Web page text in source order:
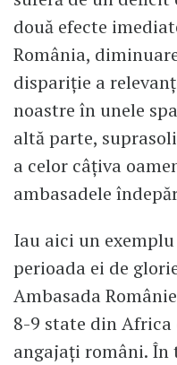
două efecte
România,
dispariție a
noastre în unele
altă parte,
a celor câțiva
ambasadele
Iau aici un
perioada ei de
Ambasada
8-9 state din Africa
angajați români.